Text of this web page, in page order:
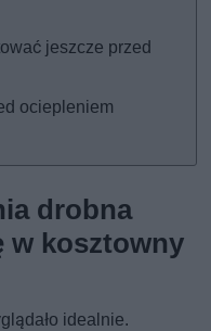
jeszcze przed
ociepleniem
drobna
w kosztowny
idealnie.